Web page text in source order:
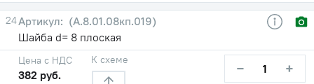
24
(А.8.01.08кп.019)
Шайба d= 8 плоская
Цена с НДС
382 руб.
К схеме − +